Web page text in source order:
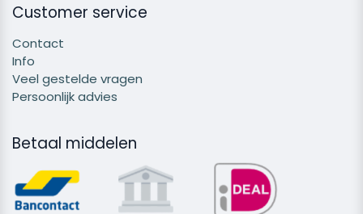
Customer service
Contact
Info
Veel gestelde vragen
Persoonlijk advies
Betaal middelen